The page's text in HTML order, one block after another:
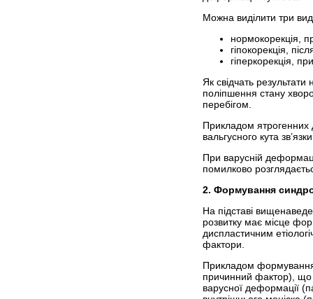
Можна виділити три
нормокорекція,
гіпокорекція,
гіперкорекція,
Як свідчать
поліпшення стану
перебігом.
Прикладом ятрогенних
вальгусного кута
При варусній
помилково
2. Формування
На підставі
розвит­ку має місце
диспластичним
фактори.
Прикладом формування
причинний фактор), що
варусної деформації